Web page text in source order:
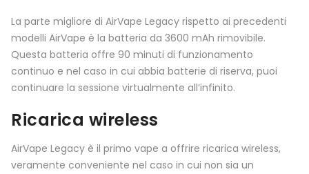
La parte migliore di AirVape Legacy rispetto ai precedenti
modelli AirVape è la batteria da 3600 mAh rimovibile.
Questa batteria offre 90 minuti di funzionamento
continuo e nel caso in cui abbia batterie di riserva, puoi
continuare la sessione virtualmente all’infinito.
Ricarica wireless
AirVape Legacy è il primo vape a offrire ricarica wireless,
veramente conveniente nel caso in cui non sia un